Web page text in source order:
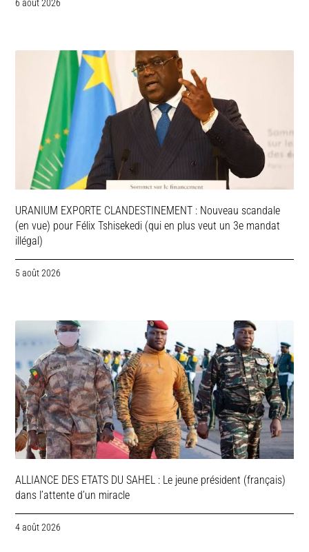
6 août 2026
URANIUM EXPORTE CLANDESTINEMENT : Nouveau scandale
(en vue) pour Félix Tshisekedi (qui en plus veut un 3e mandat
illégal)
5 août 2026
ALLIANCE DES ETATS DU SAHEL : Le jeune président (français)
dans l’attente d’un miracle
4 août 2026